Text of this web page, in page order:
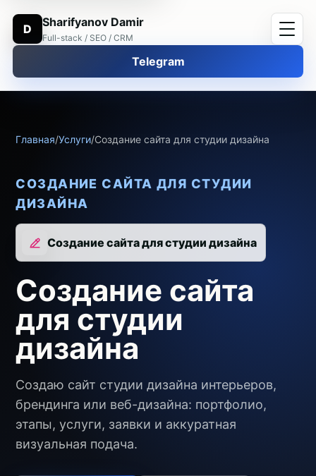
D Sharifyanov Damir
Full-stack / SEO / CRM
Telegram
Главная/Услуги/Создание сайта для студии дизайна
СОЗДАНИЕ САЙТА ДЛЯ СТУДИИ
ДИЗАЙНА
Создание сайта для студии дизайна
Создание сайта
для студии
дизайна
Создаю сайт студии дизайна интерьеров,
брендинга или веб-дизайна: портфолио,
этапы, услуги, заявки и аккуратная
визуальная подача.